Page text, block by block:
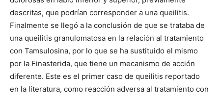
descritas, que podrían corresponder a una queilitis.
Finalmente se llegó a la conclusión de que se trataba de
una queilitis granulomatosa en la relación al tratamiento
con Tamsulosina, por lo que se ha sustituido el mismo
por la Finasterida, que tiene un mecanismo de acción
diferente. Este es el primer caso de queilitis reportado
en la literatura, como reacción adversa al tratamiento con